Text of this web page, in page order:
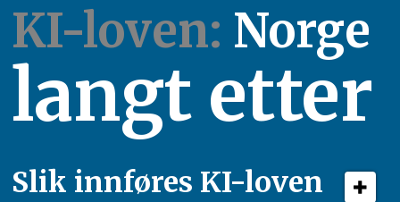
KI-loven: Norge
langt etter
Slik innføres KI-loven